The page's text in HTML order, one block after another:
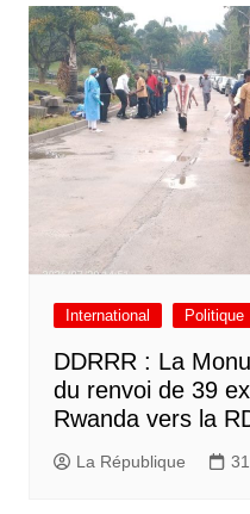
International Politique
DDRRR : La
du renvoi de 39
Rwanda vers la
La République